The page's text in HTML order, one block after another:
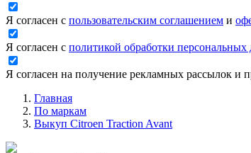
Я согласен с пользовательским соглашением и
Я согласен с политикой обработки
Я согласен на получение рекламных рассылок и
Главная
По маркам
Выкуп Citroen Traction Avant